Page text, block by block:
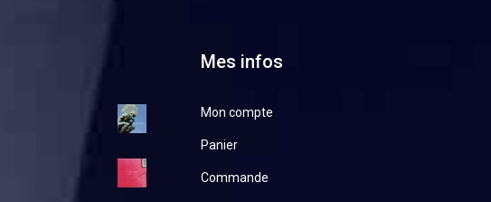
Mes infos
Mon compte
Panier
Commande